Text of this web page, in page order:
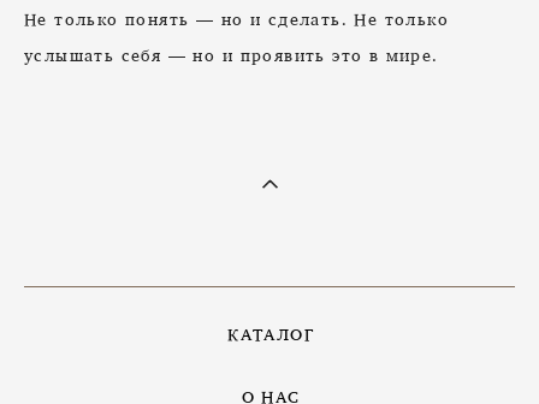
Не только понять — но и сделать. Не только
услышать себя — но и проявить это в мире.
КАТАЛОГ
О НАС